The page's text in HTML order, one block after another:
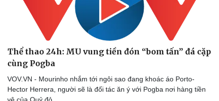
Thể thao 24h: MU vung tiền đón “bom tấn” đá cặp
cùng Pogba
VOV.VN - Mourinho nhắm tới ngôi sao đang khoác áo Porto-
Hector Herrera, người sẽ là đối tác ăn ý với Pogba nơi hàng tiền